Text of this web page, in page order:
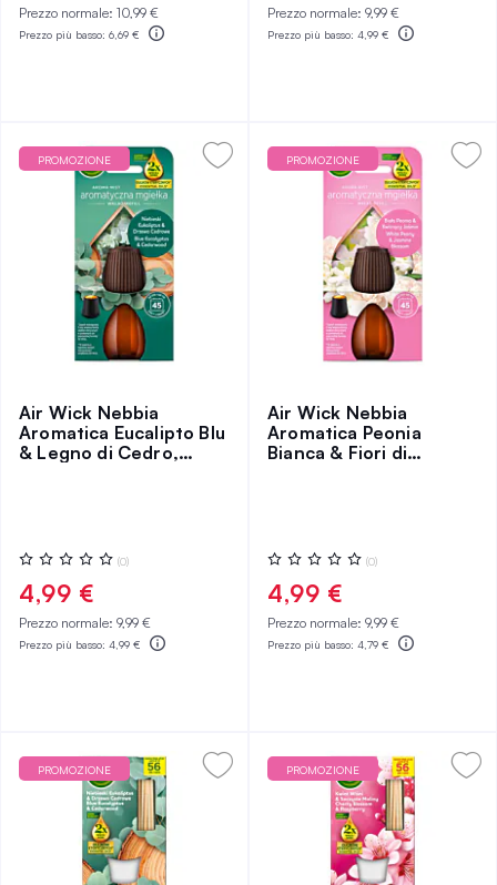
Prezzo normale: 10,99 €
Prezzo più basso: 6,69 €
Prezzo normale: 9,99 €
Prezzo più basso: 4,99 €
PROMOZIONE
Air Wick Nebbia
Aromatica Eucalipto Blu
& Legno di Cedro,
Valutazione:
0%
(0)
4,99 €
Prezzo normale: 9,99 €
Prezzo più basso: 4,99 €
PROMOZIONE
Air Wick Nebbia
Aromatica Peonia
Bianca & Fiori di
Valutazione:
0%
(0)
4,99 €
Prezzo normale: 9,99 €
Prezzo più basso: 4,79 €
PROMOZIONE PROMOZIONE